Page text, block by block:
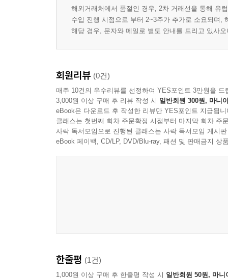
해외거래처에서 품절인 경우, 2차 거래선을 통해 유
수입 진행 시점으로 부터 2~3주가 추가로 소요되며,
해당 경우, 문자와 메일로 별도 안내를 드리고 있사
회원리뷰 (0건)
매주 10건의 우수리뷰를 선정하여 YES포인트 3만원을 드
3,000원 이상 구매 후 리뷰 작성 시 일반회원 300원, 마니
eBook은 다운로드 후 작성한 리뷰만 YES포인트 지급됩니
클래스는 첫번째 회차 주문확정 시점부터 마지막 회차 주
사락 독서모임으로 진행된 클래스는 사락 독서모임 게시
eBook 페이백, CD/LP, DVD/Blu-ray, 패션 및 판매금지 상
한줄평 (1건)
1,000원 이상 구매 후 한줄평 작성 시 일반회원 50원, 마니